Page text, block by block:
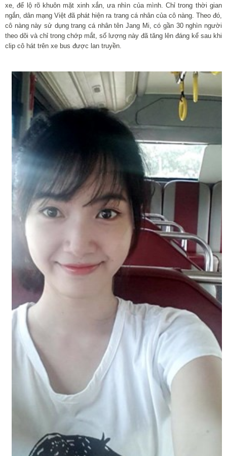
xe, để lộ rõ khuôn mặt xinh xắn, ưa nhìn của mình. Chỉ trong thời gian
ngắn, dân mạng Việt đã phát hiện ra trang cá nhân của cô nàng. Theo đó,
cô nàng này sử dụng trang cá nhân tên Jang Mi, có gần 30 nghìn người
theo dõi và chỉ trong chớp mắt, số lượng này đã tăng lên đáng kể sau khi
clip cô hát trên xe bus được lan truyền.